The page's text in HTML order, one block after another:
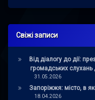
Свіжі записи
Від діалогу до дії:
громадських
31.05.2026
Запоріжжя: місто, в
18.04.2026